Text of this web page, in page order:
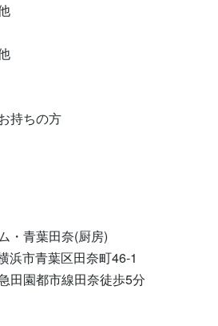
持ちの方
・青葉田奈(厨房)
浜市青葉区田奈町46-1
田園都市線田奈徒歩5分